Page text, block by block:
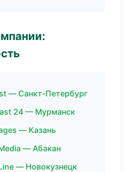
— Санкт-Петербург
24 — Мурманск
— Казань
— Абакан
— Новокузнецк